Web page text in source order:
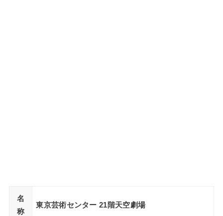
名
称
東京芸術センター 21階天空劇場